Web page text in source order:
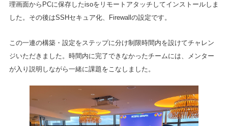
理画面からPCに保存したisoをリモートアタッチしてインストールしま
した。その後はSSHセキュア化、Firewallの設定です。
この一連の構築・設定をステップに分け制限時間内を設けてチャレン
ジいただきました。時間内に完了できなかったチームには、メンター
が入り説明しながら一緒に課題をこなしました。